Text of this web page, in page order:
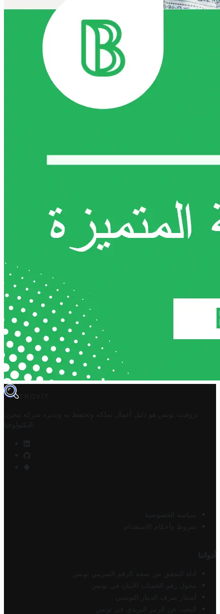
TROVIT
تروفيت تونس هو دليل أعمال تملكه وتحتفظ به وتديره
شركة مخزن
التكنولوجيا
سياسة الخصوصية
شروط وأحكام الاستخدام
أدواتنا
أداة التحقق من صحة الرقم الضريبي تونس
محول رقم الحساب الآيبان في تونس
أسعار صرف الدينار التونسي
البحث عن الرمز البريدي في تونس